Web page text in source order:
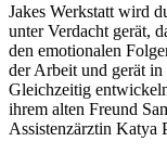
Jakes Werkstatt wird
unter Verdacht gerät,
den emotionalen
der Arbeit und gerät
Gleichzeitig
ihrem alten Freund
Assistenzärztin Katya